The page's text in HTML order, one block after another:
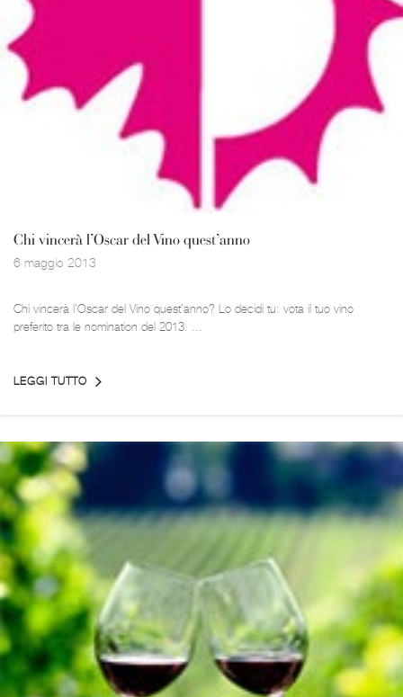
Chi vincerà l’Oscar del Vino quest’anno
6 maggio 2013
Chi vincerà l’Oscar del Vino quest’anno? Lo decidi tu: vota il tuo vino
preferito tra le nomination del 2013. ...
LEGGI TUTTO